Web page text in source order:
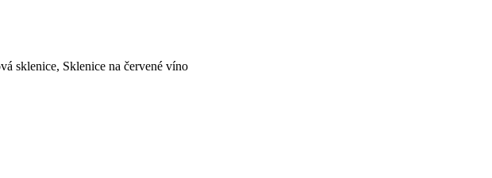
sklenice, Sklenice na červené víno